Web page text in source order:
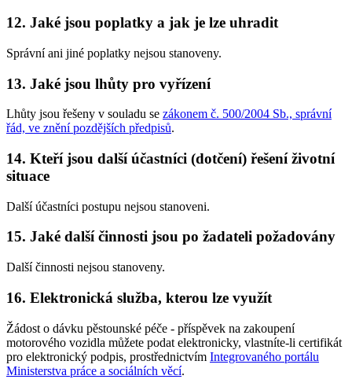
12. Jaké jsou poplatky a jak je lze uhradit
Správní ani jiné poplatky nejsou stanoveny.
13. Jaké jsou lhůty pro vyřízení
Lhůty jsou řešeny v souladu se zákonem č. 500/2004 Sb., správní
řád, ve znění pozdějších předpisů.
14. Kteří jsou další účastníci (dotčení) řešení životní
situace
Další účastníci postupu nejsou stanoveni.
15. Jaké další činnosti jsou po žadateli požadovány
Další činnosti nejsou stanoveny.
16. Elektronická služba, kterou lze využít
Žádost o dávku pěstounské péče - příspěvek na zakoupení
motorového vozidla můžete podat elektronicky, vlastníte-li certifikát
pro elektronický podpis, prostřednictvím Integrovaného portálu
Ministerstva práce a sociálních věcí.